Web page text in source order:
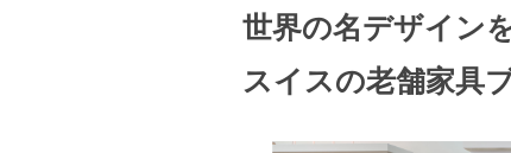
世界の名デザイン
スイスの老舗家具